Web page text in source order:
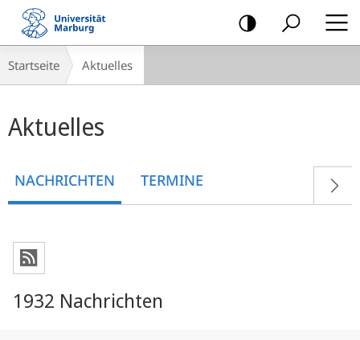
Mobile-
Navigation
Breadcrumb-
Navigation
Startseite Aktuelles
Aktuelles
NACHRICHTEN TERMINE
1932 Nachrichten